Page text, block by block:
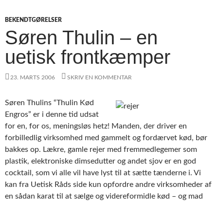
BEKENDTGØRELSER
Søren Thulin – en
uetisk frontkæmper
23. MARTS 2006 SKRIV EN KOMMENTAR
Søren Thulins “Thulin Kød
Engros” er i denne tid udsat
for en, for os, meningsløs hetz! Manden, der driver en
forbilledlig virksomhed med gammelt og fordærvet kød, bør
bakkes op. Lækre, gamle rejer med fremmedlegemer som
plastik, elektroniske dimsedutter og andet sjov er en god
cocktail, som vi alle vil have lyst til at sætte tænderne i. Vi
kan fra Uetisk Råds side kun opfordre andre virksomheder af
en sådan karat til at sælge og videreformidle kød – og mad